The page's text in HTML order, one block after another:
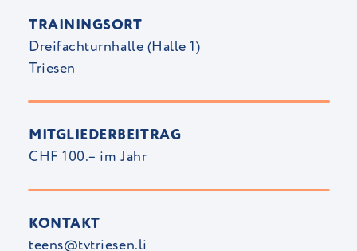
TRAININGSORT
Dreifachturnhalle (Halle 1)
Triesen
MITGLIEDERBEITRAG
CHF 100.– im Jahr
KONTAKT
teens@tvtriesen.li